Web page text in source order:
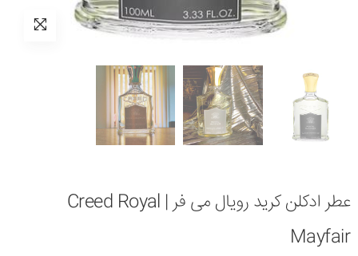
عطر ادکلن کرید رویال می فر | Creed Royal
Mayfair